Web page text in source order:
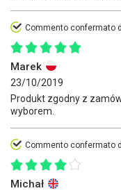
Commento confermato
Marek
23/10/2019
Produkt zgodny z
wyborem.
Commento confermato
Michał